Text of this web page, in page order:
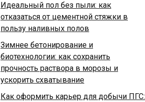
Идеальный пол без пыли: как
отказаться от цементной стяжки в
пользу наливных полов
Зимнее бетонирование и
биотехнологии: как сохранить
прочность раствора в морозы и
ускорить схватывание
Как оформить карьер для добычи ПГС: